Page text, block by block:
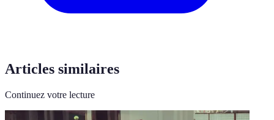
Articles similaires
Continuez votre lecture